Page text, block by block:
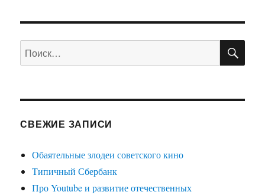
Искать:
СВЕЖИЕ ЗАПИСИ
Обаятельные злодеи советского кино
Типичный Сбербанк
Про Youtube и развитие отечественных